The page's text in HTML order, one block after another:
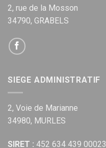
2, rue de la Mosson
34790, GRABELS
SIEGE ADMINISTRATIF
2, Voie de Marianne
34980, MURLES
SIRET : 452 634 439 00023